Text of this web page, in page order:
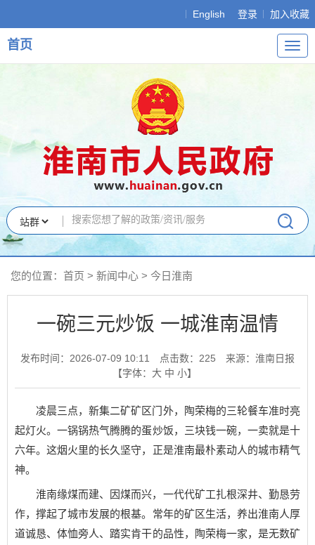
English 登录 加入收藏
导
航
首页
您的位置： 首页 > 新闻中心 > 今日淮南
一碗三元炒饭 一城淮南温情
发布时间：2026-07-09 10:11 点击数： 225
来源：淮南日报
【字体： 大 中 小】
凌晨三点，新集二矿矿区门外，陶荣梅的三轮餐车准时亮
起灯火。一锅锅热气腾腾的蛋炒饭，三块钱一碗，一卖就是十
六年。这烟火里的长久坚守，正是淮南最朴素动人的城市精气
神。
淮南缘煤而建、因煤而兴，一代代矿工扎根深井、勤恳劳
作，撑起了城市发展的根基。常年的矿区生活，养出淮南人厚
道诚恳、体恤旁人、踏实肯干的品性，陶荣梅一家，是无数矿